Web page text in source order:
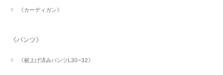
《カーディガン》
《パンツ》
《裾上げ済みパンツL30~32》